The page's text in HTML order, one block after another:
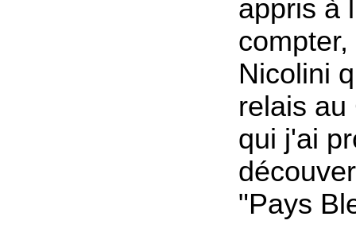
appris à
Nicolini
relais au
qui j'ai
"Pays